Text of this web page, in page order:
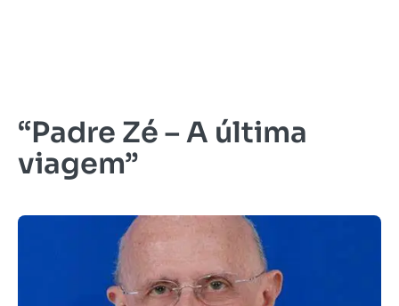
“Padre Zé – A última
viagem”